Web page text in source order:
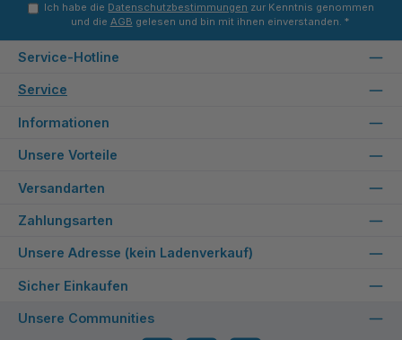
Ich habe die Datenschutzbestimmungen zur Kenntnis genommen
und die AGB gelesen und bin mit ihnen einverstanden. *
Service-Hotline
Service
Informationen
Unsere Vorteile
Versandarten
Zahlungsarten
Unsere Adresse (kein Ladenverkauf)
Sicher Einkaufen
Unsere Communities